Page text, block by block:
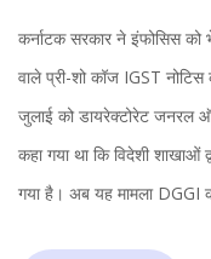
कर्नाटक सरकार ने इंफोसिस
वाले प्री-शो कॉज IGST
जुलाई को डायरेक्टोरेट जनरल
कहा गया था कि विदेशी शाखाओं
गया है। अब यह मामला DGGI